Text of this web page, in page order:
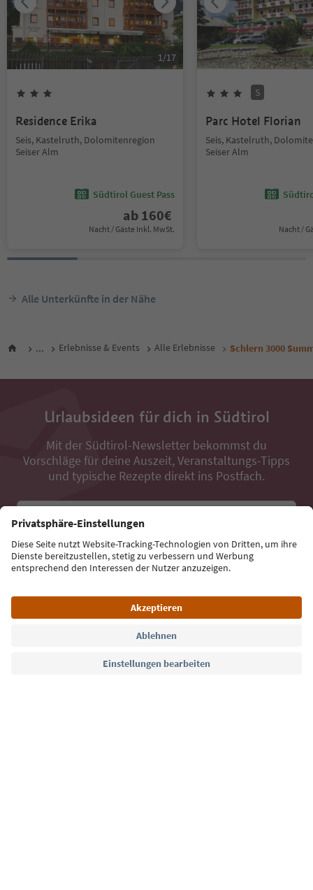
1/17
Residence Erika
Seis, Kastelruth, Dolomitenregion
Seiser Alm
Südtirol Guest Pass
ab 160€
Nacht / Gäste Inkl. MwSt.
S
Parc Hotel Florian
Seis, Kastelruth,
Seiser Alm
Nacht /
Alle Unterkünfte in der Nähe
... Erlebnisse & Events Alle Erlebnisse Schlern 3000
Urlaubsideen für dich in Südtirol
Mit der Südtirol-Newsletter bekommst du
Vorschläge für deine Auszeit, Veranstaltungs-Tipps
und typische Rezepte direkt ins Postfach.
E-Mail Adresse
Jetzt anmelden